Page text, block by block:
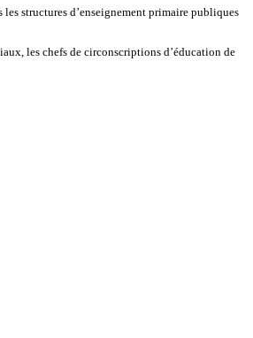
structures d’enseignement primaire publiques
les chefs de circonscriptions d’éducation de